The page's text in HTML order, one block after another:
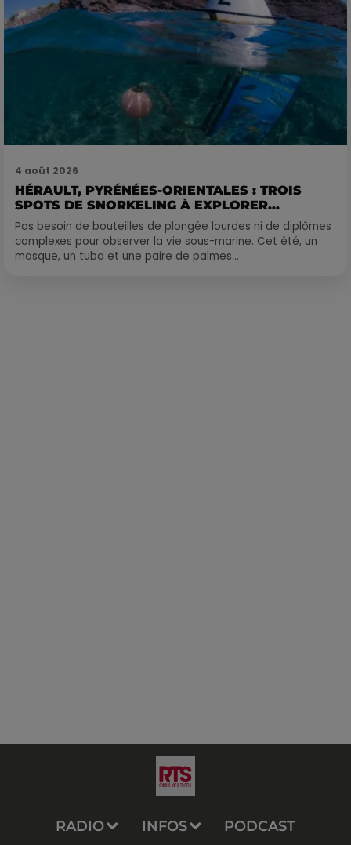
4 août 2026
HÉRAULT, PYRÉNÉES-ORIENTALES : TROIS
SPOTS DE SNORKELING À EXPLORER...
Pas besoin de bouteilles de plongée lourdes ni de diplômes
complexes pour observer la vie sous-marine. Cet été, un
masque, un tuba et une paire de palmes...
RADIO INFOS PODCAST